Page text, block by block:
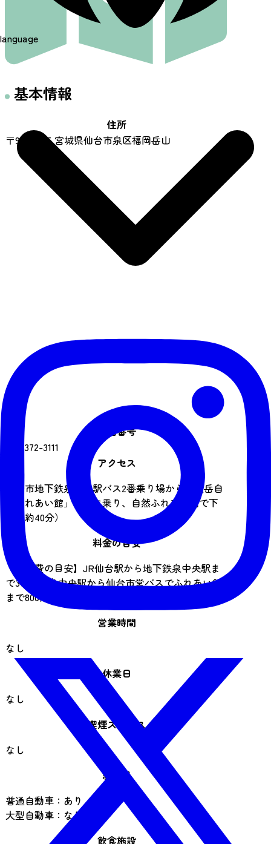
language
基本情報
住所
〒981-3225 宮城県仙台市泉区福岡岳山
電話番号
022-372-3111
アクセス
仙台市地下鉄泉中央駅バス2番乗り場から「泉岳自
然ふれあい館」行きに乗り、自然ふれあい館で下
車（約40分）
料金の目安
【交通費の目安】JR仙台駅から地下鉄泉中央駅ま
で310円、泉中央駅から仙台市営バスでふれあい館
まで800円
営業時間
なし
休業日
なし
喫煙スペース
なし
駐車場
普通自動車：あり（無料）
大型自動車：なし
飲食施設